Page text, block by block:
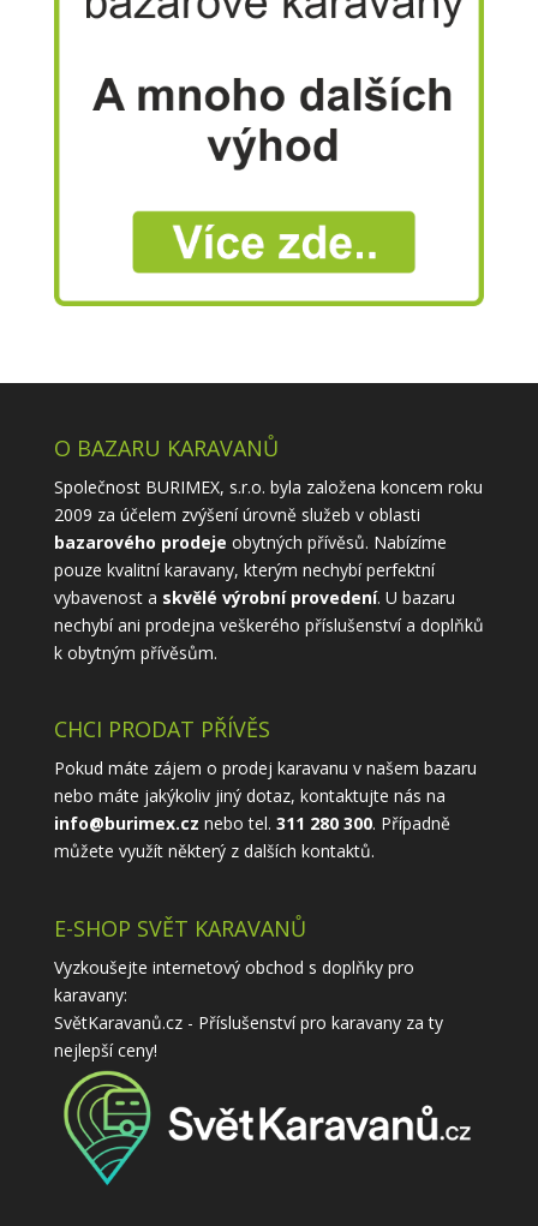
O BAZARU KARAVANŮ
Společnost BURIMEX, s.r.o. byla založena koncem roku
2009 za účelem zvýšení úrovně služeb v oblasti
bazarového prodeje obytných přívěsů. Nabízíme
pouze kvalitní karavany, kterým nechybí perfektní
vybavenost a skvělé výrobní provedení. U bazaru
nechybí ani prodejna veškerého příslušenství a doplňků
k obytným přívěsům.
CHCI PRODAT PŘÍVĚS
Pokud máte zájem o prodej karavanu v našem bazaru
nebo máte jakýkoliv jiný dotaz, kontaktujte nás na
info@burimex.cz nebo tel. 311 280 300. Případně
můžete využít některý z dalších kontaktů.
E-SHOP SVĚT KARAVANŮ
Vyzkoušejte internetový obchod s doplňky pro
karavany:
SvětKaravanů.cz - Příslušenství pro karavanyza ty
nejlepší ceny!